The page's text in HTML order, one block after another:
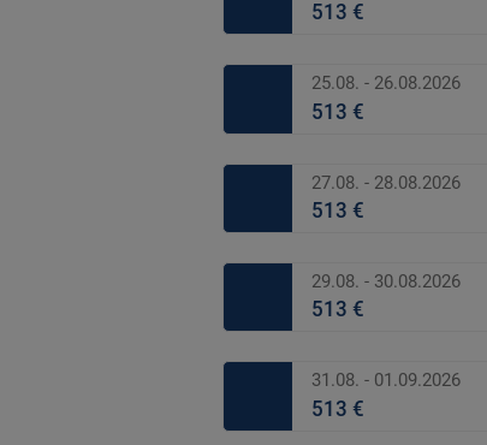
513 €
25.08. - 26.08.2026
513 €
27.08. - 28.08.2026
513 €
29.08. - 30.08.2026
513 €
31.08. - 01.09.2026
513 €